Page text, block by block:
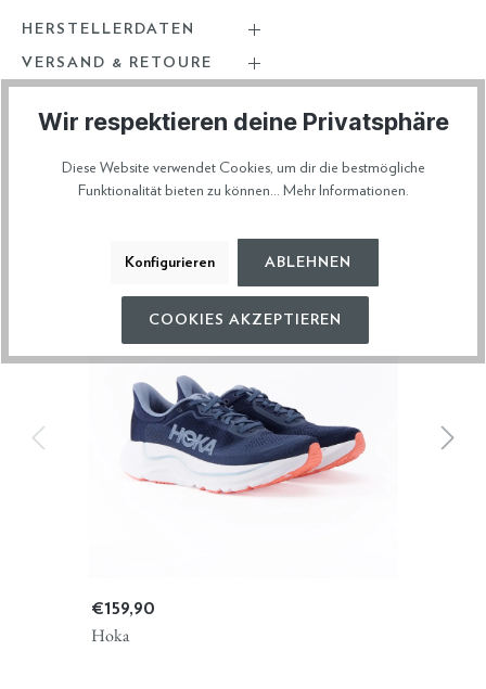
HERSTELLERDATEN
VERSAND & RETOURE
Diese Artikel könnten dir auch gefallen
€ 159,90
Hoka
Wir respektieren deine Privatsphäre
Diese Website verwendet Cookies, um dir die bestmögliche
Funktionalität bieten zu können... Mehr Informationen.
Konfigurieren ABLEHNEN
COOKIES AKZEPTIEREN